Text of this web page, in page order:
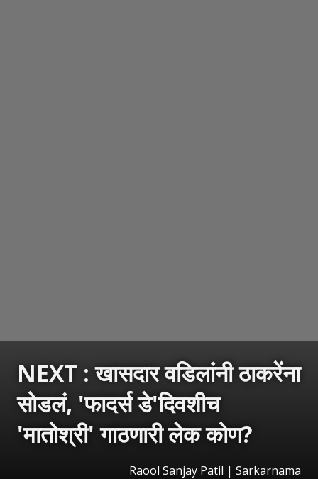
NEXT : खासदार वडिलांनी ठाकरेंना
सोडलं, 'फादर्स डे'दिवशीच
'मातोश्री' गाठणारी लेक कोण?
Raool Sanjay Patil | Sarkarnama